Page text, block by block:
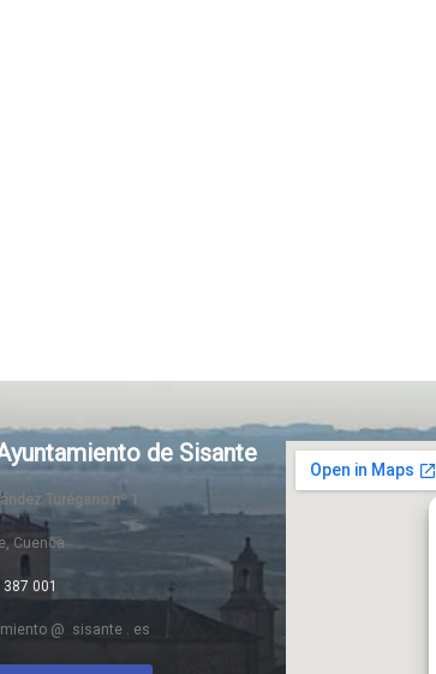
de Sisante
Turégano nº 1
Cuenca
387 001
@ sisante . es